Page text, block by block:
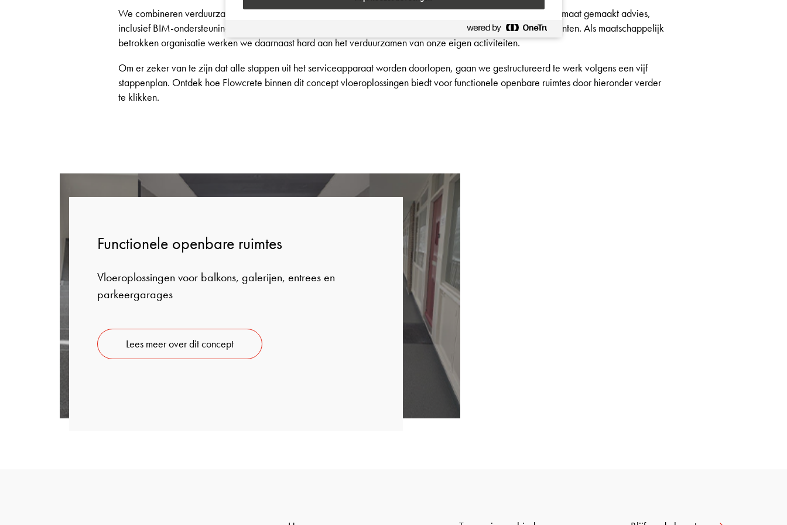
We combineren verduurzaming met slimme oplossingen om gebruikers te ontlasten. Onze adviseurs bieden op maat gemaakt advies,
inclusief BIM-ondersteuning, en ons toegewijde Bouwteam en vloerspecialisten staan altijd klaar voor onze klanten. Als maatschappelijk
betrokken organisatie werken we daarnaast hard aan het verduurzamen van onze eigen activiteiten.
Om er zeker van te zijn dat alle stappen uit het serviceapparaat worden doorlopen, gaan we gestructureerd te werk volgens een vijf
stappenplan. Ontdek hoe Flowcrete binnen dit concept vloeroplossingen biedt voor functionele openbare ruimtes door hieronder verder
te klikken.
Functionele openbare ruimtes
Vloeroplossingen voor balkons, galerijen, entrees en
parkeergarages
Lees meer over dit concept